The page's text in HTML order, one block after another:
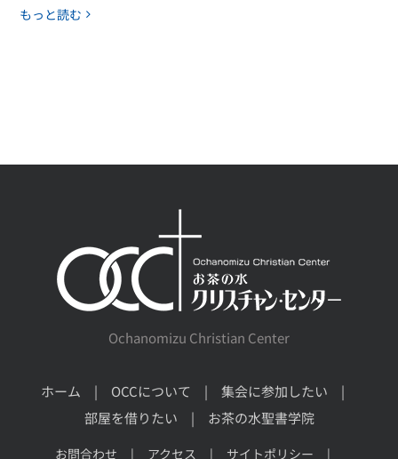
もっと読む
Ochanomizu Christian Center
ホーム OCCについて
集会に参加したい
部屋を借りたい
お茶の水聖書学院
お問合わせ アクセス サイトポリシー